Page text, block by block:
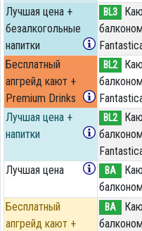
Лучшая цена +
безалкогольные
напитки
BL3
Бесплатный
апгрейд кают +
Premium Drinks
BL2
Лучшая цена +
напитки
BL2
Лучшая цена BA
Бесплатный
апгрейд кают +
BA